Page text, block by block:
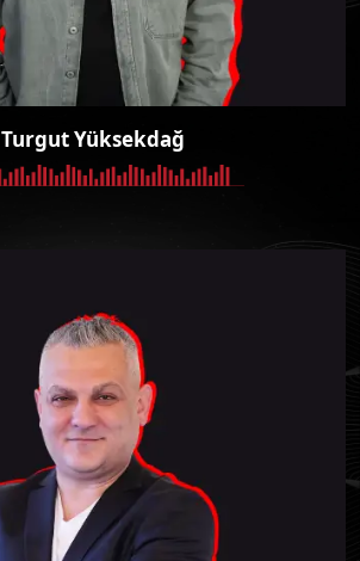
Turgut Yüksekdağ